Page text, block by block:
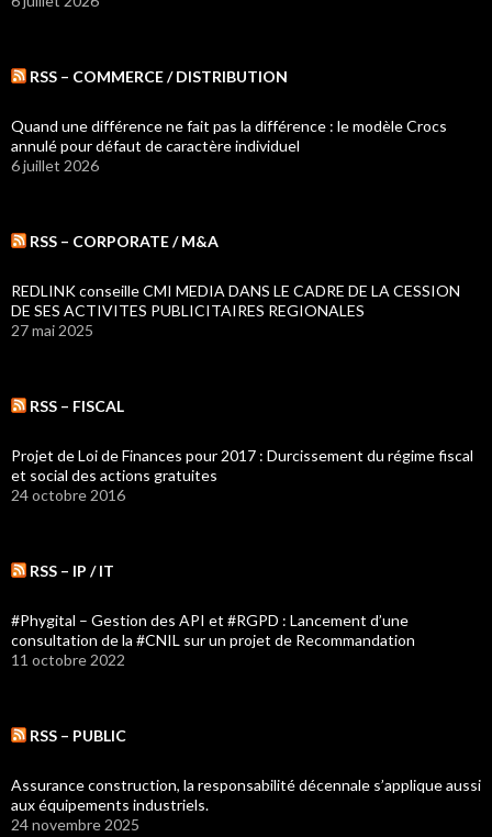
RSS – COMMERCE / DISTRIBUTION
Quand une différence ne fait pas la différence : le modèle Crocs
annulé pour défaut de caractère individuel
6 juillet 2026
RSS – CORPORATE / M&A
REDLINK conseille CMI MEDIA DANS LE CADRE DE LA CESSION
DE SES ACTIVITES PUBLICITAIRES REGIONALES
27 mai 2025
RSS – FISCAL
Projet de Loi de Finances pour 2017 : Durcissement du régime fiscal
et social des actions gratuites
24 octobre 2016
RSS – IP / IT
#Phygital – Gestion des API et #RGPD : Lancement d’une
consultation de la #CNIL sur un projet de Recommandation
11 octobre 2022
RSS – PUBLIC
Assurance construction, la responsabilité décennale s’applique aussi
aux équipements industriels.
24 novembre 2025